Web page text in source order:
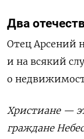
Два
Отец Арсений
и на всякий
о
Христиане —
граждане